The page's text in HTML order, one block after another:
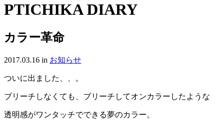
PTICHIKA DIARY
カラー革命
2017.03.16 in お知らせ
ついに出ました、、。
ブリーチしなくても、ブリーチしてオンカラーしたような
透明感がワンタッチでできる夢のカラー。